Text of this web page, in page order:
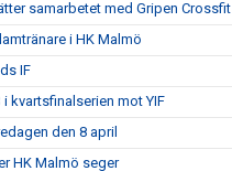
samarbetet med Gripen Crossfit
i HK Malmö
IF
kvartsfinalserien mot YIF
den 8 april
HK Malmö seger